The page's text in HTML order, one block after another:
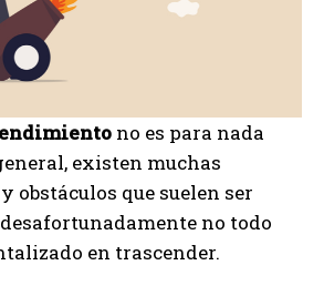
no es para nada
existen muchas
obstáculos que suelen ser
no todo
en trascender.